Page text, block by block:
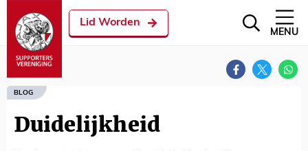
Lid Worden
MENU
BLOG
Duidelijkheid